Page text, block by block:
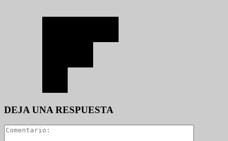
DEJA UNA RESPUESTA